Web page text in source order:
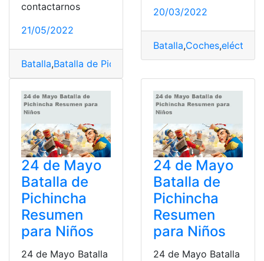
contactarnos
21/05/2022
Batalla,Batalla de Pichincha,ConQuito,Ejército,Volcán
20/03/2022
Batalla,Coches,
24 de Mayo
Batalla de
Pichincha
Resumen
para Niños
24 de Mayo Batalla
24 de Mayo
Batalla de
Pichincha
Resumen
para Niños
24 de Mayo Batalla